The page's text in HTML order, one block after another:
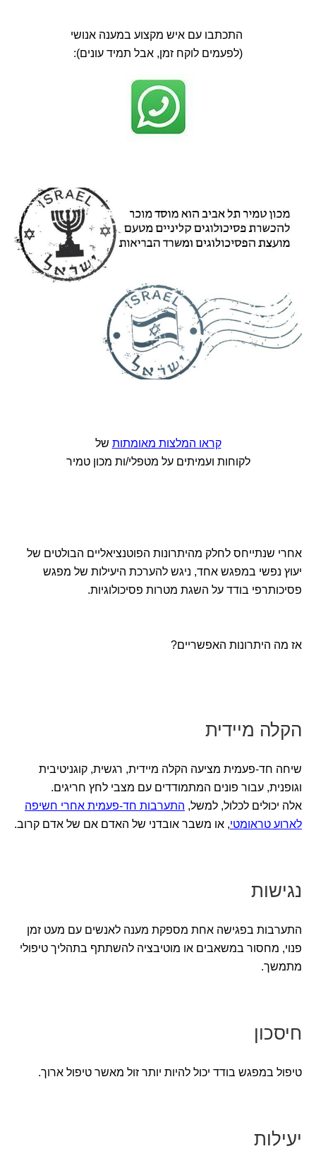
התכתבו עם איש מקצוע במענה אנושי
(לפעמים לוקח זמן, אבל תמיד עונים):
קראו המלצות מאומתות של
לקוחות ועמיתים על מטפלי/ות מכון טמיר
אחרי שנתייחס לחלק מהיתרונות הפוטנציאליים הבולטים של
יעוץ נפשי במפגש אחד, ניגש להערכת היעילות של מפגש
פסיכותרפי בודד על השגת מטרות פסיכולוגיות.
אז מה היתרונות האפשריים?
הקלה מיידית
שיחה חד-פעמית מציעה הקלה מיידית, רגשית, קוגניטיבית
וגופנית, עבור פונים המתמודדים עם מצבי לחץ חריגים.
אלה יכולים לכלול, למשל, התערבות חד-פעמית אחרי חשיפה
לארוע טראומטי, או משבר אובדני של האדם אם של אדם קרוב.
נגישות
התערבות בפגישה אחת מספקת מענה לאנשים עם מעט זמן
פנוי, מחסור במשאבים או מוטיבציה להשתתף בתהליך טיפולי
מתמשך.
חיסכון
טיפול במפגש בודד יכול להיות יותר זול מאשר טיפול ארוך.
יעילות